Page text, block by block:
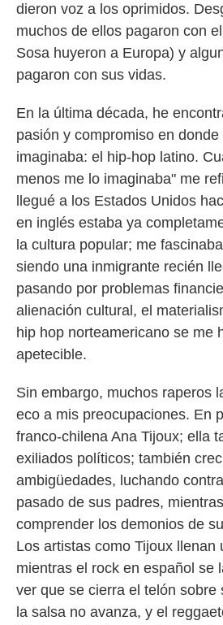
dieron voz a los oprimidos.
muchos de ellos pagaron con
Sosa huyeron a Europa) y
pagaron con sus vidas.
En la última década, he
pasión y compromiso en
imaginaba: el hip-hop latino.
menos me lo imaginaba" me
llegué a los Estados Unidos
en inglés estaba ya
la cultura popular; me
siendo una inmigrante recién
pasando por problemas
alienación cultural, el
hip hop norteamericano se me
apetecible.
Sin embargo, muchos raperos
eco a mis preocupaciones. En
franco-chilena Ana Tijoux; ella
exiliados políticos; también
ambigüedades, luchando
pasado de sus padres,
comprender los demonios de
Los artistas como Tijoux llenan
mientras el rock en español se
ver que se cierra el telón sobre
la salsa no avanza, y el